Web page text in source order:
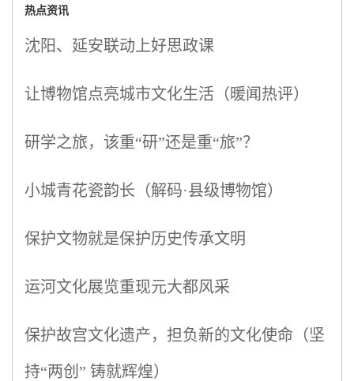
热点资讯
沈阳、延安联动上好思政课
让博物馆点亮城市文化生活（暖闻热评）
研学之旅，该重“研”还是重“旅”？
小城青花瓷韵长（解码·县级博物馆）
保护文物就是保护历史传承文明
运河文化展览重现元大都风采
保护故宫文化遗产，担负新的文化使命（坚
持“两创” 铸就辉煌）